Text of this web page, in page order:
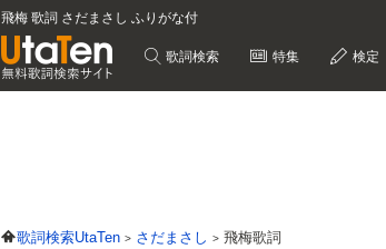
飛梅 歌詞 さだまさし ふりがな付
歌詞検索 特集 検定
歌詞検索UtaTen さだまさし 飛梅歌詞